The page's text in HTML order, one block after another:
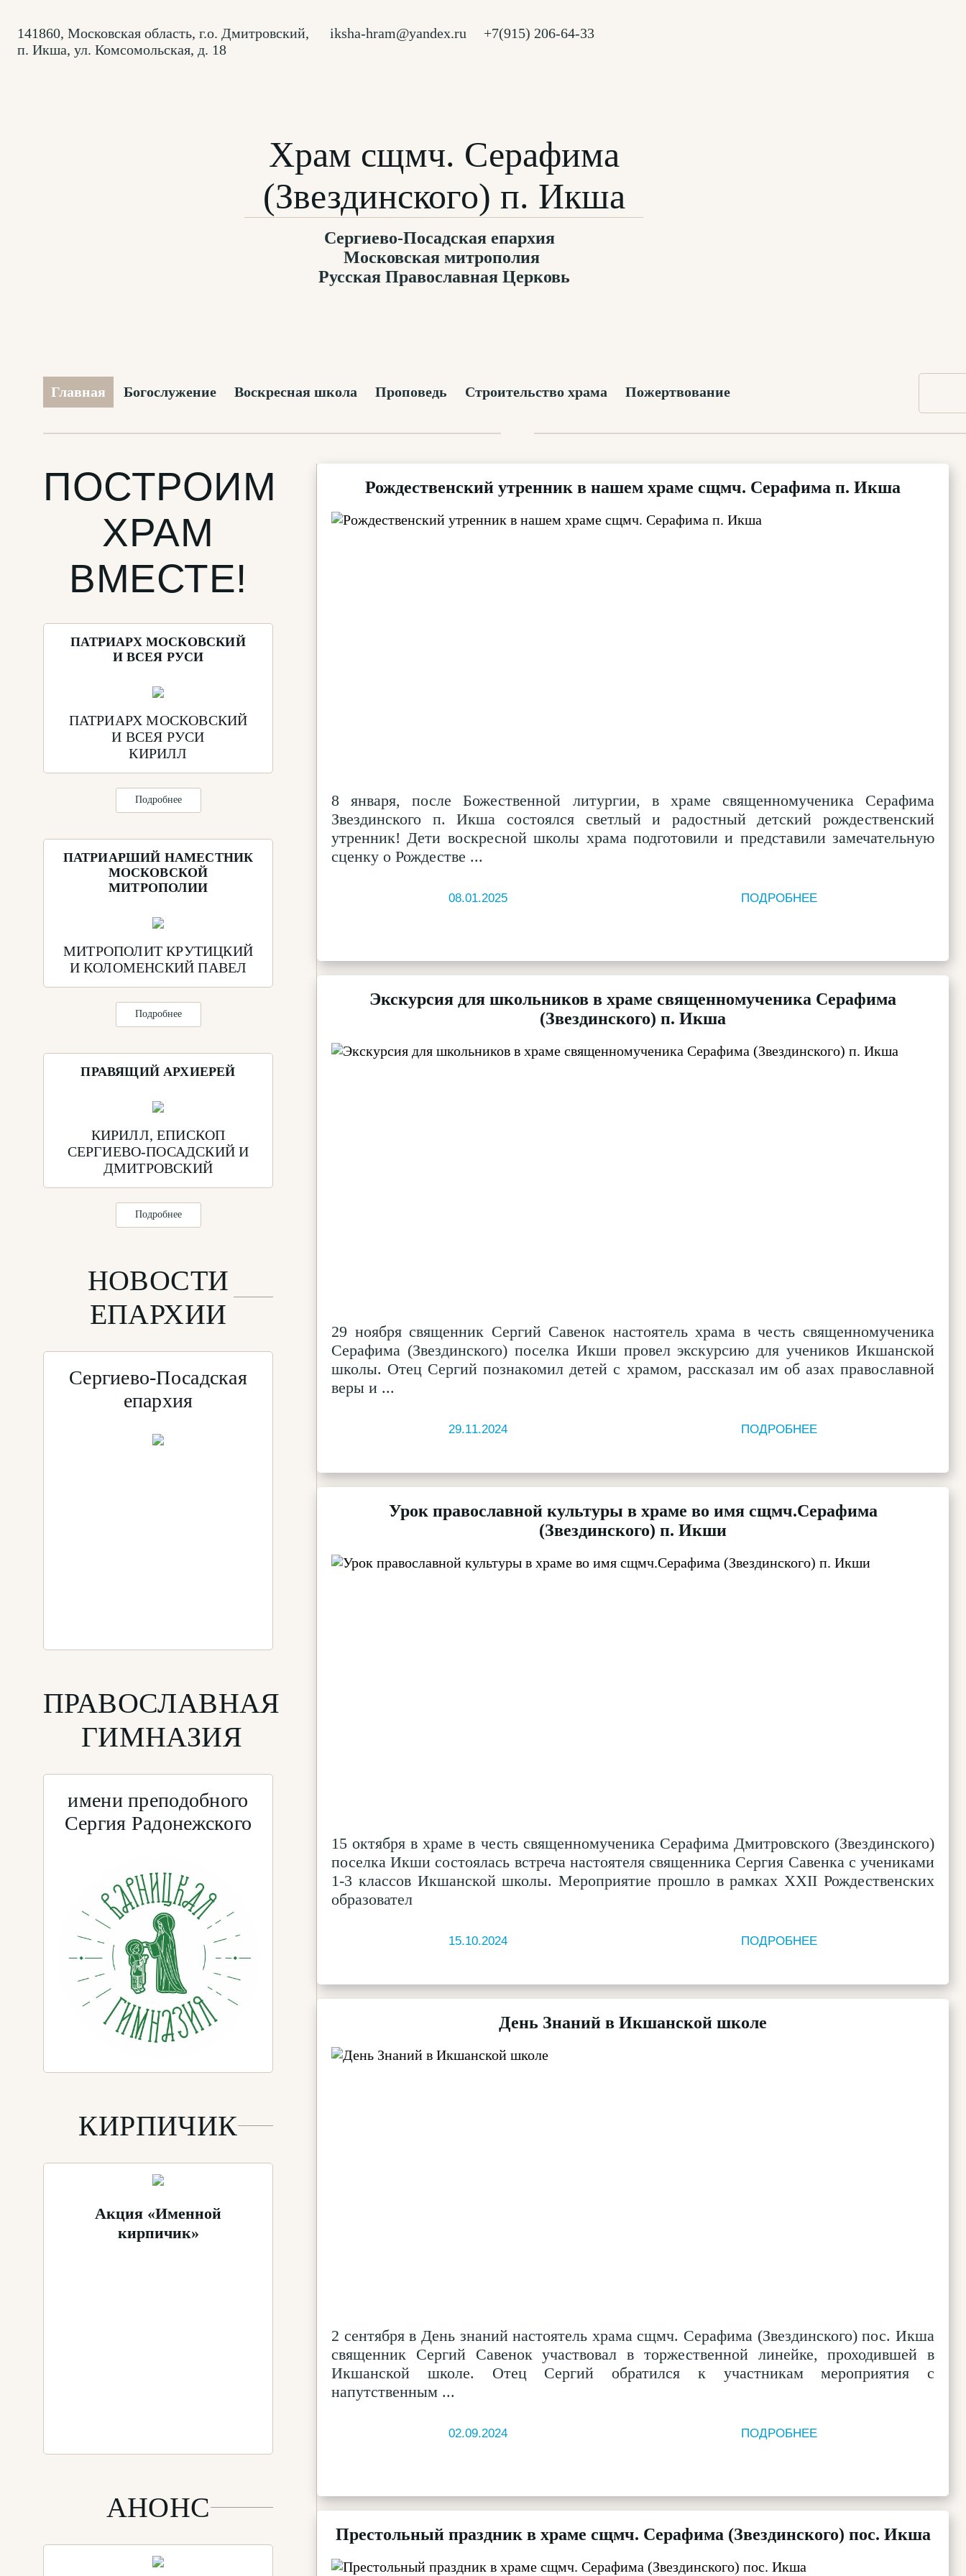
141860, Московская область, г.о. Дмитровский,
п. Икша, ул. Комсомольская, д. 18
iksha-hram@yandex.ru +7(915) 206-64-33
Храм сщмч. Серафима
(Звездинского) п. Икша
Сергиево-Посадская епархия
Московская митрополия
Русская Православная Церковь
Главная Богослужение Воскресная школа Проповедь Строительство храма Пожертвование
ПОСТРОИМ
ХРАМ
ВМЕСТЕ!
ПАТРИАРХ МОСКОВСКИЙ
И ВСЕЯ РУСИ
ПАТРИАРХ МОСКОВСКИЙ
И ВСЕЯ РУСИ
КИРИЛЛ
Подробнее
ПАТРИАРШИЙ НАМЕСТНИК
МОСКОВСКОЙ
МИТРОПОЛИИ
МИТРОПОЛИТ КРУТИЦКИЙ
И КОЛОМЕНСКИЙ ПАВЕЛ
Подробнее
ПРАВЯЩИЙ АРХИЕРЕЙ
КИРИЛЛ, ЕПИСКОП
СЕРГИЕВО-ПОСАДСКИЙ И
ДМИТРОВСКИЙ
Подробнее
НОВОСТИ
ЕПАРХИИ
Сергиево-Посадская
епархия
ПРАВОСЛАВНАЯ
ГИМНАЗИЯ
имени преподобного
Сергия Радонежского
КИРПИЧИК
Акция «Именной
кирпичик»
АНОНС
Рождественский утренник в нашем храме сщмч. Серафима п. Икша
8 января, после Божественной литургии, в храме священномученика Серафима
Звездинского п. Икша состоялся светлый и радостный детский рождественский
утренник! Дети воскресной школы храма подготовили и представили замечательную
сценку о Рождестве ...
08.01.2025 ПОДРОБНЕЕ
Экскурсия для школьников в храме священномученика Серафима
(Звездинского) п. Икша
29 ноября священник Сергий Савенок настоятель храма в честь священномученика
Серафима (Звездинского) поселка Икши провел экскурсию для учеников Икшанской
школы. Отец Сергий познакомил детей с храмом, рассказал им об азах православной
веры и ...
29.11.2024 ПОДРОБНЕЕ
Урок православной культуры в храме во имя сщмч.Серафима
(Звездинского) п. Икши
15 октября в храме в честь священномученика Серафима Дмитровского (Звездинского)
поселка Икши состоялась встреча настоятеля священника Сергия Савенка с учениками
1-3 классов Икшанской школы. Мероприятие прошло в рамках XXII Рождественских
образовател
15.10.2024 ПОДРОБНЕЕ
День Знаний в Икшанской школе
2 сентября в День знаний настоятель храма сщмч. Серафима (Звездинского) пос. Икша
священник Сергий Савенок участвовал в торжественной линейке, проходившей в
Икшанской школе. Отец Сергий обратился к участникам мероприятия с
напутственным ...
02.09.2024 ПОДРОБНЕЕ
Престольный праздник в храме сщмч. Серафима (Звездинского) пос. Икша